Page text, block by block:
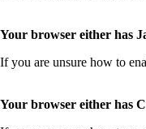
Your browser either has
If you are unsure how to
Your browser either has